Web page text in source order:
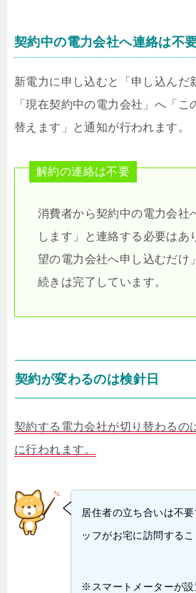
契約中の電力会社へ連絡は不
新電力に申し込むと「申し込んだ
「現在契約中の電力会社」へ「こ
替えます」と通知が行われます。
解約の連絡は不要
消費者から契約中の電力会社
します」と連絡する必要はあ
望の電力会社へ申し込むだけ
続きは完了しています。
契約が変わるのは検針日
契約する電力会社が切り替わるの
に行われます。
居住者の立ち合いは不
ッフがお宅に訪問するこ
※スマートメーターが